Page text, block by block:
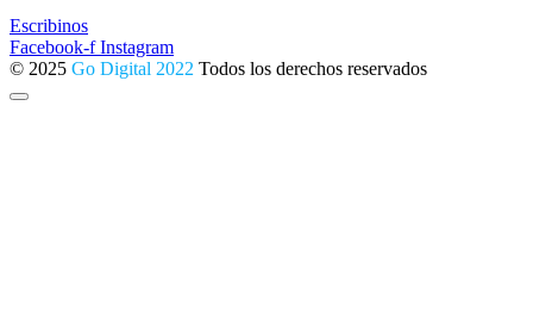
Escribinos
Facebook-f Instagram
© 2025 Go Digital 2022 Todos los derechos reservados